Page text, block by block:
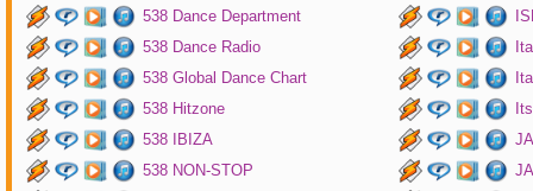
538 Dance Department
538 Dance Radio
538 Global Dance Chart
538 Hitzone
538 IBIZA
538 NON-STOP